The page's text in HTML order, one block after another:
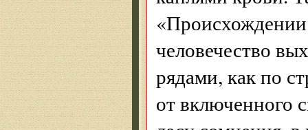
человечество
рядами, как по
от включенного